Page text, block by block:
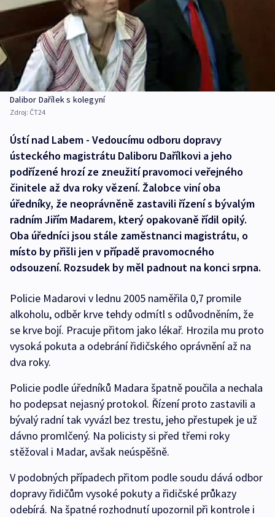
Dalibor Dařílek s kolegyní
Zdroj: ČT24
Ústí nad Labem - Vedoucímu odboru dopravy
ústeckého magistrátu Daliboru Dařílkovi a jeho
podřízené hrozí ze zneužití pravomoci veřejného
činitele až dva roky vězení. Žalobce viní oba
úředníky, že neoprávněně zastavili řízení s bývalým
radním Jiřím Madarem, který opakovaně řídil opilý.
Oba úředníci jsou stále zaměstnanci magistrátu, o
místo by přišli jen v případě pravomocného
odsouzení. Rozsudek by měl padnout na konci srpna.
Policie Madarovi v lednu 2005 naměřila 0,7 promile
alkoholu, odběr krve tehdy odmítl s odůvodněním, že
se krve bojí. Pracuje přitom jako lékař. Hrozila mu proto
vysoká pokuta a odebrání řidičského oprávnění až na
dva roky.
Policie podle úředníků Madara špatně poučila a nechala
ho podepsat nejasný protokol. Řízení proto zastavili a
bývalý radní tak vyvázl bez trestu, jeho přestupek je už
dávno promlčený. Na policisty si před třemi roky
stěžoval i Madar, avšak neúspěšně.
V podobných případech přitom podle soudu dává odbor
dopravy řidičům vysoké pokuty a řidičské průkazy
odebírá. Na špatné rozhodnutí upozornil při kontrole i